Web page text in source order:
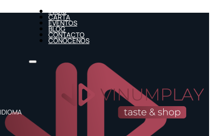
IDIOMA
INICIO
CARTA
EVENTOS
BLOG
CONTACTO
CONÓCENOS